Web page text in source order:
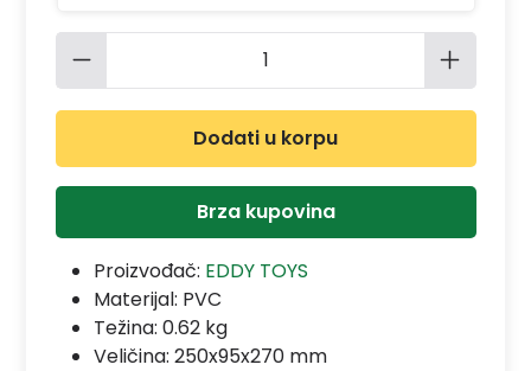
Količina proizvoda: Unesite
Dodati u korpu
Brza kupovina
Proizvođač: EDDY TOYS
Materijal: PVC
Težina: 0.62 kg
Veličina: 250x95x270 mm